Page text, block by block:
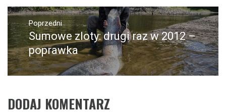
Nawigacja
wpisuPoprzedni
Poprzedni
wpis:
Sumowe zloty: drugi raz w 2012 –
poprawka
DODAJ KOMENTARZ